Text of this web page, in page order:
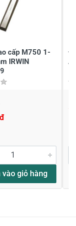
cấp M750 1-
IRWIN
vào giỏ hàng